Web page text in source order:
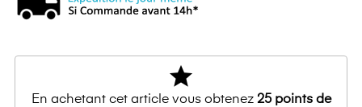
star
En achetant cet article vous obtenez 25points de